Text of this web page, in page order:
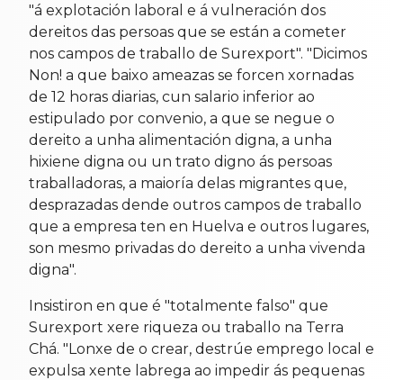
"á explotación laboral e á vulneración dos
dereitos das persoas que se están a cometer
nos campos de traballo de Surexport". "Dicimos
Non! a que baixo ameazas se forcen xornadas
de 12 horas diarias, cun salario inferior ao
estipulado por convenio, a que se negue o
dereito a unha alimentación digna, a unha
hixiene digna ou un trato digno ás persoas
traballadoras, a maioría delas migrantes que,
desprazadas dende outros campos de traballo
que a empresa ten en Huelva e outros lugares,
son mesmo privadas do dereito a unha vivenda
digna".
Insistiron en que é "totalmente falso" que
Surexport xere riqueza ou traballo na Terra
Chá. "Lonxe de o crear, destrúe emprego local e
expulsa xente labrega ao impedir ás pequenas